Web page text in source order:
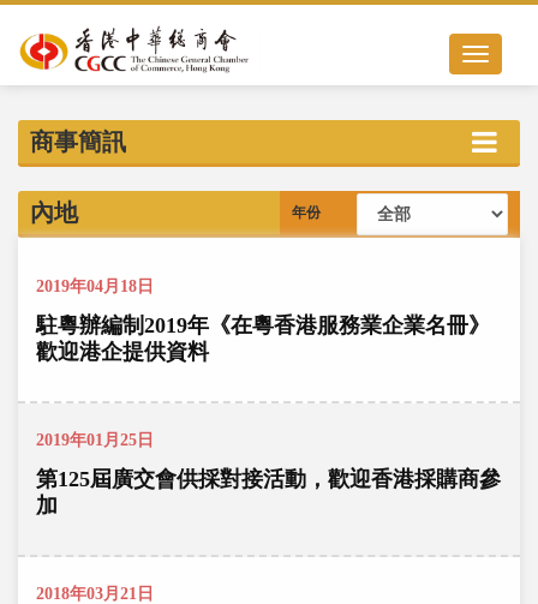
Toggle
商事簡訊
內地 年份
2019年04月18日
駐粵辦編制2019年《在粵香港服務業企業名冊》
歡迎港企提供資料
2019年01月25日
第125屆廣交會供採對接活動，歡迎香港採購商參
加
2018年03月21日